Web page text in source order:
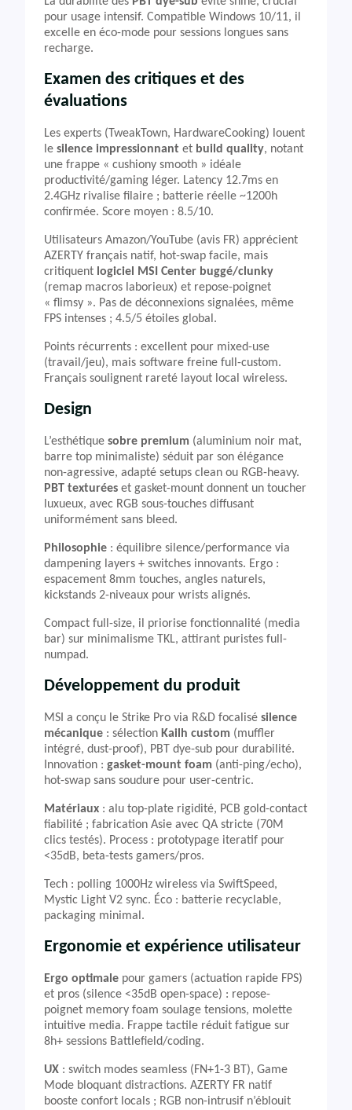
pour usage intensif. Compatible Windows 10/11, il
excelle en éco-mode pour sessions longues sans
recharge.
Examen des critiques et des
évaluations
Les experts (TweakTown, HardwareCooking) louent
le silence impressionnant et build quality, notant
une frappe « cushiony smooth » idéale
productivité/gaming léger. Latency 12.7ms en
2.4GHz rivalise filaire ; batterie réelle ~1200h
confirmée. Score moyen : 8.5/10.
Utilisateurs Amazon/YouTube (avis FR) apprécient
AZERTY français natif, hot-swap facile, mais
critiquent logiciel MSI Center buggé/clunky
(remap macros laborieux) et repose-poignet
« flimsy ». Pas de déconnexions signalées, même
FPS intenses ; 4.5/5 étoiles global.
Points récurrents : excellent pour mixed-use
(travail/jeu), mais software freine full-custom.
Français soulignent rareté layout local wireless.
Design
L’esthétique sobre premium (aluminium noir mat,
barre top minimaliste) séduit par son élégance
non-agressive, adapté setups clean ou RGB-heavy.
PBT texturées et gasket-mount donnent un toucher
luxueux, avec RGB sous-touches diffusant
uniformément sans bleed.
Philosophie : équilibre silence/performance via
dampening layers + switches innovants. Ergo :
espacement 8mm touches, angles naturels,
kickstands 2-niveaux pour wrists alignés.
Compact full-size, il priorise fonctionnalité (media
bar) sur minimalisme TKL, attirant puristes full-
numpad.
Développement du produit
MSI a conçu le Strike Pro via R&D focalisé silence
mécanique : sélection Kailh custom (muffler
intégré, dust-proof), PBT dye-sub pour durabilité.
Innovation : gasket-mount foam (anti-ping/echo),
hot-swap sans soudure pour user-centric.
Matériaux : alu top-plate rigidité, PCB gold-contact
fiabilité ; fabrication Asie avec QA stricte (70M
clics testés). Process : prototypage iteratif pour
<35dB, beta-tests gamers/pros.
Tech : polling 1000Hz wireless via SwiftSpeed,
Mystic Light V2 sync. Éco : batterie recyclable,
packaging minimal.
Ergonomie et expérience utilisateur
Ergo optimale pour gamers (actuation rapide FPS)
et pros (silence <35dB open-space) : repose-
poignet memory foam soulage tensions, molette
intuitive media. Frappe tactile réduit fatigue sur
8h+ sessions Battlefield/coding.
UX : switch modes seamless (FN+1-3 BT), Game
Mode bloquant distractions. AZERTY FR natif
booste confort locals ; RGB non-intrusif n’éblouit